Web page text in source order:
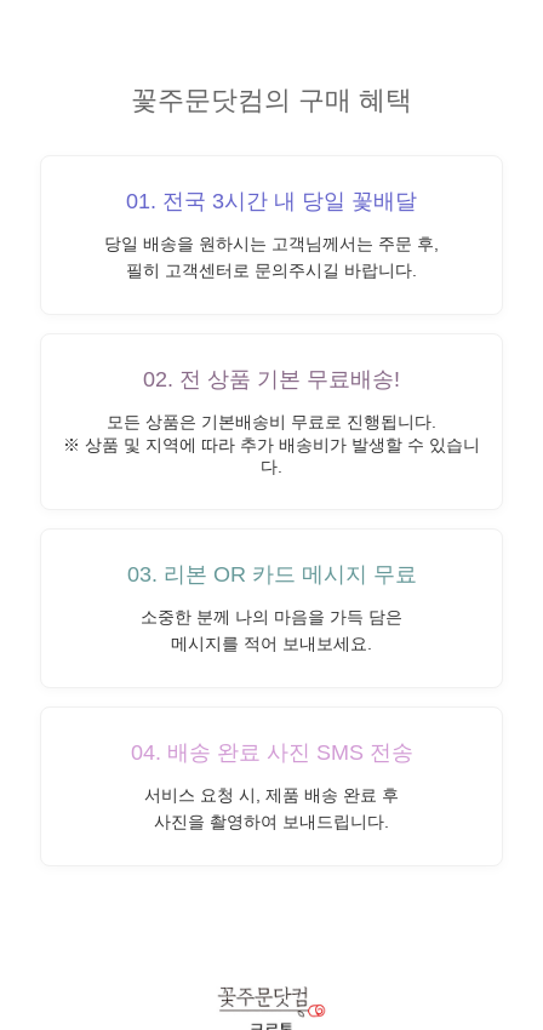
꽃주문닷컴의 구매 혜택
01. 전국 3시간 내 당일 꽃배달
당일 배송을 원하시는 고객님께서는 주문 후,
필히 고객센터로 문의주시길 바랍니다.
02. 전 상품 기본 무료배송!
모든 상품은 기본배송비 무료로 진행됩니다.
※ 상품 및 지역에 따라 추가 배송비가 발생할 수 있습니
다.
03. 리본 OR 카드 메시지 무료
소중한 분께 나의 마음을 가득 담은
메시지를 적어 보내보세요.
04. 배송 완료 사진 SMS 전송
서비스 요청 시, 제품 배송 완료 후
사진을 촬영하여 보내드립니다.